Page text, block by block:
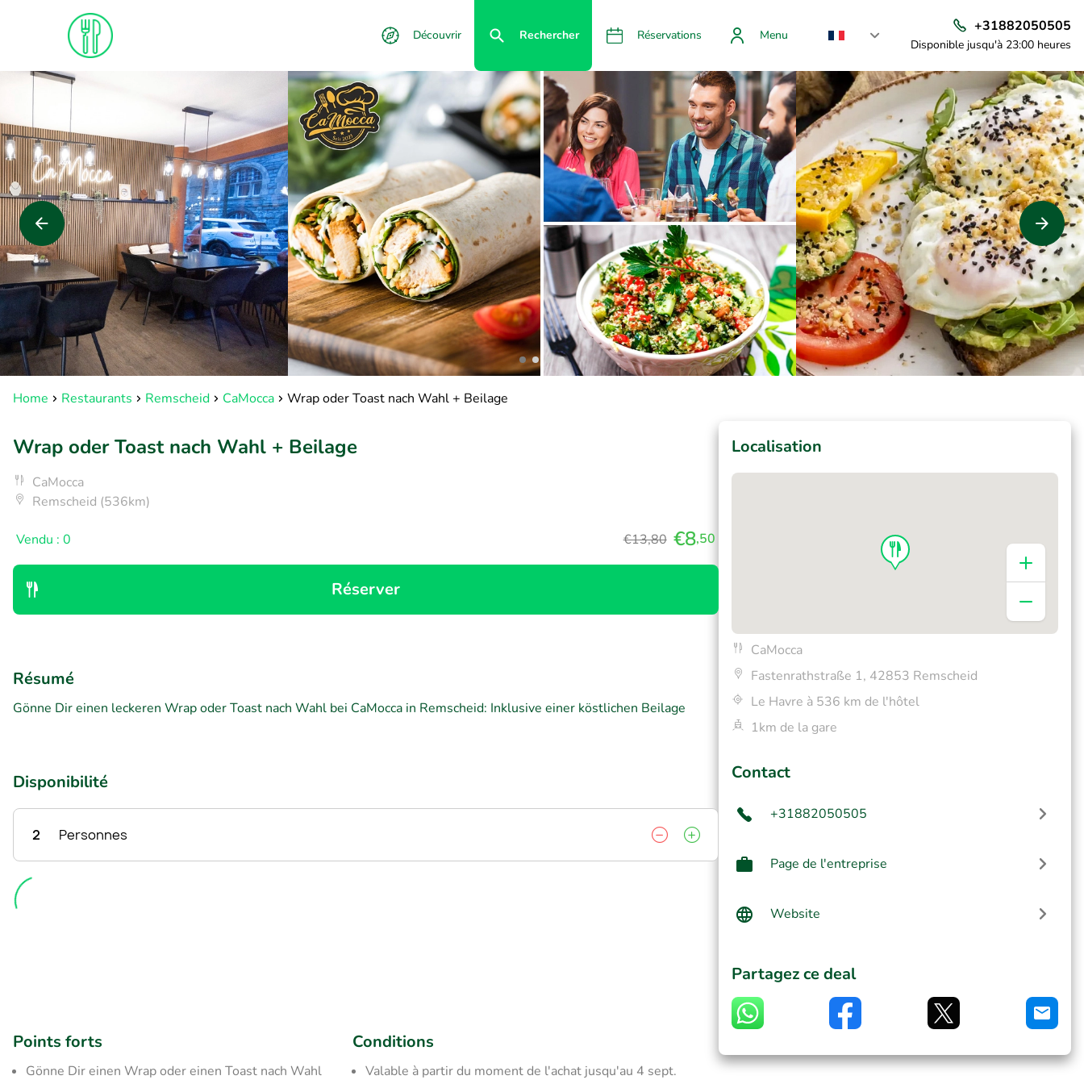
Découvrir Rechercher Réservations Menu
+31882050505
Disponible jusqu'à 23:00 heures
Home Restaurants Remscheid CaMocca Wrap oder Toast nach Wahl + Beilage
Wrap oder Toast nach Wahl + Beilage
CaMocca
Remscheid (536km)
Vendu : 0 €13,80 €8,50
Réserver
Résumé
Gönne Dir einen leckeren Wrap oder Toast nach Wahl bei CaMocca in Remscheid: Inklusive einer köstlichen Beilage
Disponibilité
2 Personnes
Points forts
Gönne Dir einen Wrap oder einen Toast nach Wahl
Conditions
Valable à partir du moment de l'achat jusqu'au 4 sept.
Localisation
CaMocca
Fastenrathstraße 1, 42853 Remscheid
Le Havre à 536 km de l'hôtel
1km de la gare
Contact
+31882050505
Page de l'entreprise
Website
Partagez ce deal